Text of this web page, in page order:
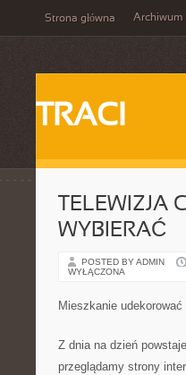
Strona główna Archiwum
TRACI
TELEWIZJA
WYBIERAĆ
POSTED BY ADMIN
WYŁĄCZONA
Mieszkanie
Z dnia na dzień
przeglądamy strony